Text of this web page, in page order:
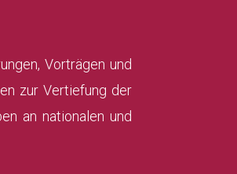
Vorträgen und
zur Vertiefung der
an nationalen und